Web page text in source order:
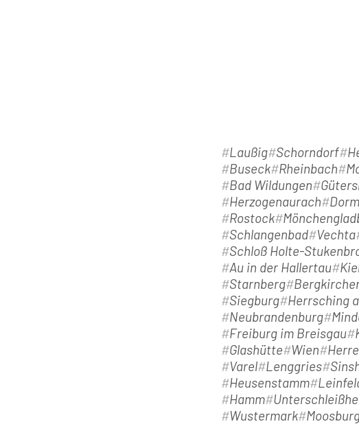
Laußig Schorndorf
Buseck Rheinbach
Bad Wildungen
Herzogenaurach
Rostock
Schlangenbad
Vechta
Schloß Holte-
Au in der Hallertau
Starnberg
Siegburg Herrsching
Neubrandenburg
Freiburg im Breisgau
Glashütte
Wien
Varel Lenggries
Heusenstamm
Hamm
Wustermark